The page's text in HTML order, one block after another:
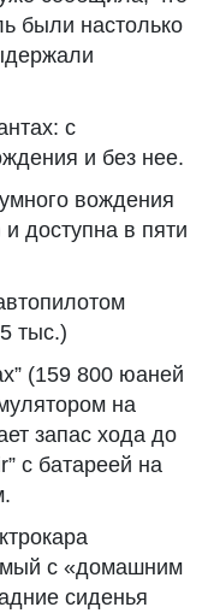
были настолько
с
и без нее.
вождения
доступна в пяти
тыс.)
(159 800 юаней
на
запас хода до
с батареей на
с «домашним
сиденья